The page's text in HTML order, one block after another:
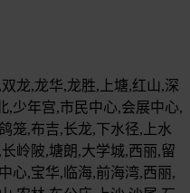
龙,龙华,龙胜,上塘,红山,深
,少年宫,市民中心,会展中心,
笼,布吉,长龙,下水径,上水
岭陂,塘朗,大学城,西丽,留
心,宝华,临海,前海湾,西丽,